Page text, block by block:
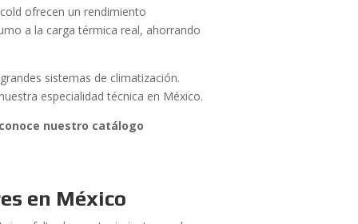
ofrecen un rendimiento
a la carga térmica real, ahorrando
sistemas de climatización.
especialidad técnica en México.
nuestro catálogo
en México